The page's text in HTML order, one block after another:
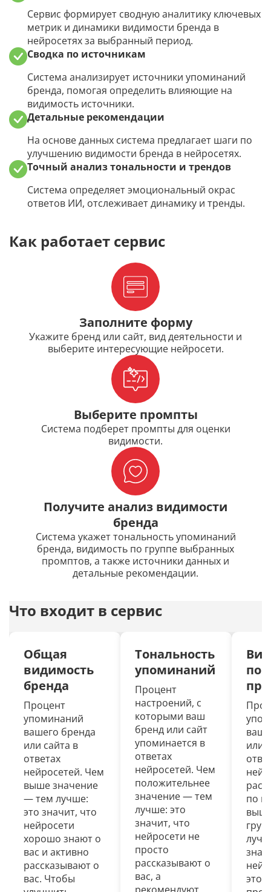
Поиск дополняющих запросов
Аудит и аналитика
Проверка позиций сайта в Яндексе и Google
Список URL в ТОП
Проверка индексации страниц в Яндексе и
Google
и Google
Релевантность зон документа
Yandex Search API (Яндекс.XML)
Анализ поведенческих факторов в Яндексе
Аудит поведенческих факторов с помощью
Яндекс.Метрики
Калькулятор KPI для бизнеса
Парсинг сниппетов из Яндекса и Google
Проверка привязки сайта к региону
Анализ конкурентов
Анализ конкурентов: SEO, контекст
Анализ ТОП выдачи Яндекса и Google
Анализ ТОП выдачи Яндекса и Google по группе
запросов
Быстрый аудит сайта
Анализ видимости и конкурентов
Проверка доступности сайта для
нейросетей
Проверка Алисы и AI Overview в Яндексе и
Google
Анализ брендов и сайтов в нейросетях
Генерация промптов для GEO (AI SEO)
Внутренняя оптимизация
Оценка качества оптимизации
Проверка текста на уникальность
ТЗ на SEO-копирайтинг с анализом ТОПа
Сервис формирует сводную аналитику ключевых
метрик и динамики видимости бренда в
нейросетях за выбранный период.
Сводка по источникам
Система анализирует источники упоминаний
бренда, помогая определить влияющие на
видимость источники.
Детальные рекомендации
На основе данных система предлагает шаги по
улучшению видимости бренда в нейросетях.
Точный анализ тональности и трендов
Система определяет эмоциональный окрас
ответов ИИ, отслеживает динамику и тренды.
Как работает сервис
Заполните форму
Укажите бренд или сайт, вид деятельности и
выберите интересующие нейросети.
Выберите промпты
Система подберет промпты для оценки
видимости.
Получите анализ видимости
бренда
Система укажет тональность упоминаний
бренда, видимость по группе выбранных
промптов, а также источники данных и
детальные рекомендации.
Что входит в сервис
Общая
видимость
бренда
Процент
упоминаний
вашего бренда
или сайта в
ответах
нейросетей. Чем
выше значение
— тем лучше:
это значит, что
нейросети
хорошо знают о
вас и активно
рассказывают о
вас. Чтобы
Тональность
упоминаний
Процент
настроений, с
которыми ваш
бренд или сайт
упоминается в
ответах
нейросетей. Чем
положительнее
значение — тем
лучше: это
значит, что
нейросети не
просто
рассказывают о
вас, а
по
или
по
этой